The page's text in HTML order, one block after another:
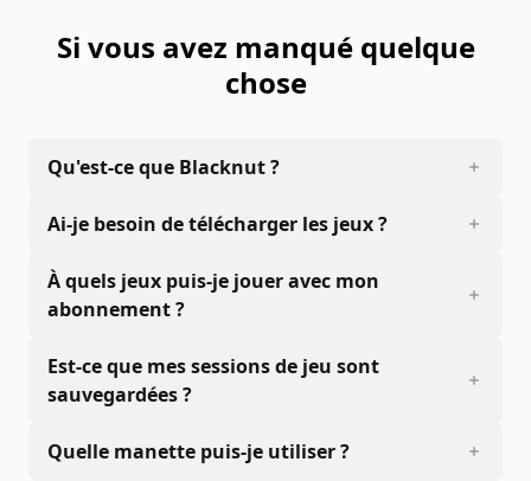
Si vous avez manqué quelque
chose
Qu'est-ce que Blacknut ?
Ai-je besoin de télécharger les jeux ?
À quels jeux puis-je jouer avec mon
abonnement ?
Est-ce que mes sessions de jeu sont
sauvegardées ?
Quelle manette puis-je utiliser ?